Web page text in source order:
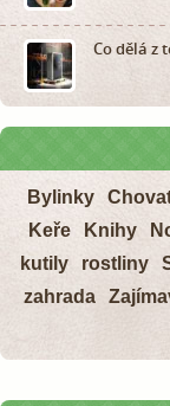
Co dělá z
Bylinky
Keře
Knihy
kutily
rostliny
zahrada